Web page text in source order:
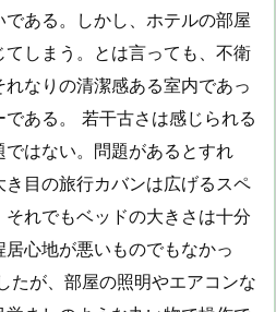
ある。しかし、ホテルの部屋
しまう。とは言っても、不衛
なりの清潔感ある室内であっ
ある。 若干古さは感じられる
はない。問題があるとすれ
目の旅行カバンは広げるスペ
れでもベッドの大きさは十分
心地が悪いものでもなかっ
たが、部屋の照明やエアコンな